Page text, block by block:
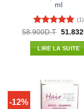
ml
Note5 sur
5
(1)
58.900D.T Le
initial
était :
51.832
LIRE LA SUITE
-12%